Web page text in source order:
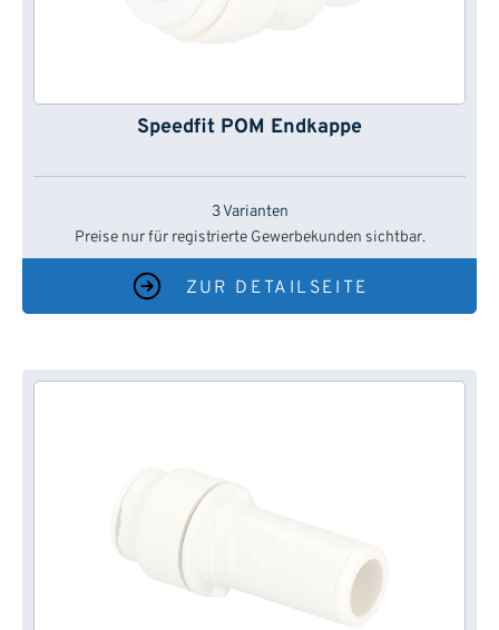
Speedfit POM Endkappe
3 Varianten
Preise nur für registrierte Gewerbekunden sichtbar.
ZUR DETAILSEITE